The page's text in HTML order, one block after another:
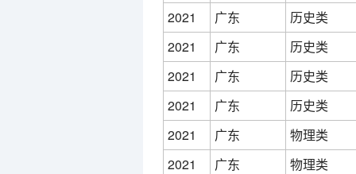
2021
广东
历史类
2021
广东
历史类
2021
广东
历史类
2021
广东
历史类
2021
广东
物理类
2021
广东
物理类